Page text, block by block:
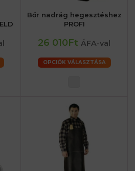
Bőr nadrág hegesztéshez
PROFI
26 010Ft ÁFA-val
OPCIÓK VÁLASZTÁSA